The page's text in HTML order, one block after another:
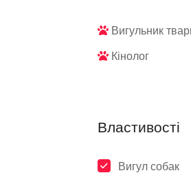
Вигульник
Кінолог
Властивості
Вигул собак